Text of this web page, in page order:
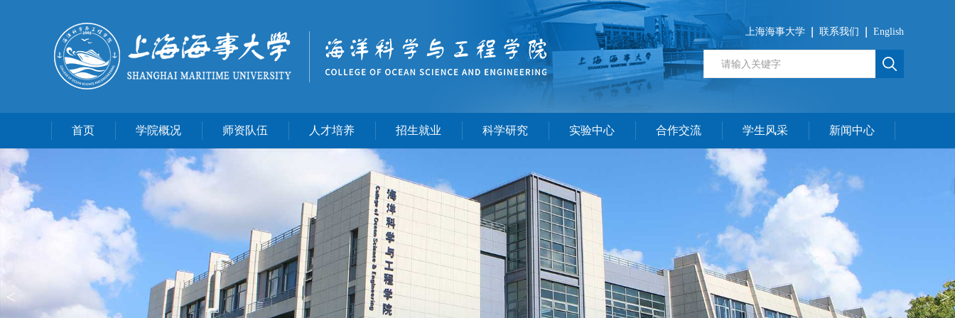
上海海事大学 联系我们 English
首页 学院概况 师资队伍 人才培养 招生就业 科学研究 实验中心 合作交流 学生风采 新闻中心
< >